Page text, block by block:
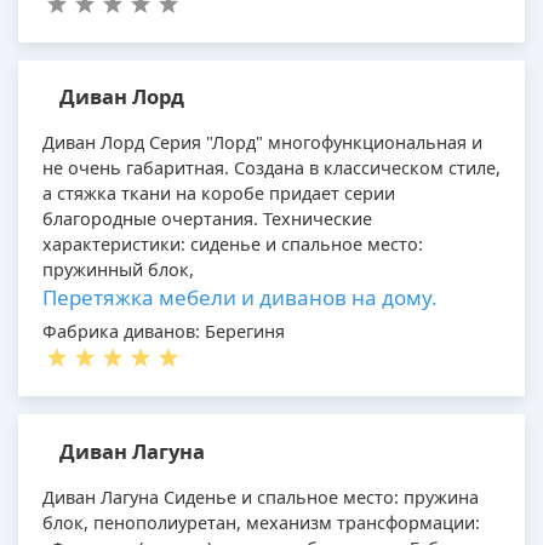
Диван Лорд
Диван Лорд Серия "Лорд" многофункциональная и
не очень габаритная. Создана в классическом стиле,
а стяжка ткани на коробе придает серии
благородные очертания. Технические
характеристики: сиденье и спальное место:
пружинный блок,
Перетяжка мебели и диванов на дому.
Фабрика диванов: Берегиня
Диван Лагуна
Диван Лагуна Сиденье и спальное место: пружина
блок, пенополиуретан, механизм трансформации: